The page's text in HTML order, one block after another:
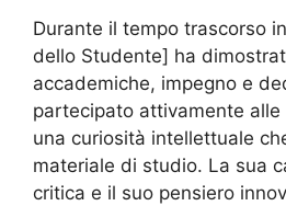
Durante il tempo trascorso
dello Studente] ha
accademiche, impegno e
partecipato attivamente
una curiosità intellettuale
materiale di studio. La sua
critica e il suo pensiero